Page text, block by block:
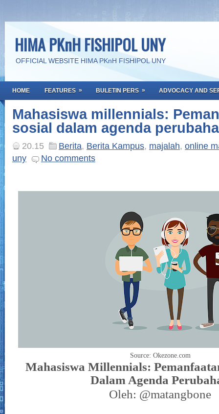
HIMA PKnH FISHIPOL UNY
OFFICIAL WEBSITE HIMA PKnH FISHIPOL UNY
HOME FEATURES » BULETIN PERS » ADVOCACY AND
Mahasiswa millennials:
sosial dalam agenda
20.15 Berita, Berita Kampus, majalah, online
uny
No comments
Source: Okezone.com
Mahasiswa Millennials:
Dalam Agenda
Oleh: @matangbone